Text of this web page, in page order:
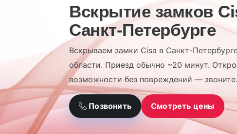
Вскрытие замков
Санкт-Петербурге
Вскрываем замки Cisa в Санкт-
области. Приезд обычно ~20 минут.
возможности без повреждений — звоните.
Позвонить Смотреть цены